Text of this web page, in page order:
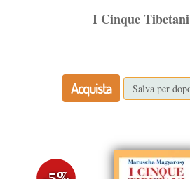
I Cinque
Acquista Salva per